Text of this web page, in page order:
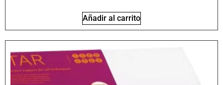
Añadir al carrito